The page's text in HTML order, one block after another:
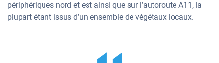
périphériques nord et est ainsi que sur l’autoroute A11, la
plupart étant issus d’un ensemble de végétaux locaux.